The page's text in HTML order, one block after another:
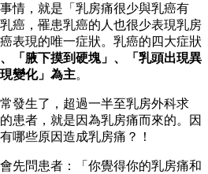
情，就是「乳房痛很少與乳癌有
癌，罹患乳癌的人也很少表現乳房
表現的唯一症狀。乳癌的四大症狀
、「腋下摸到硬塊」、「乳頭出現異
變化」為主。
發生了，超過一半至乳房外科求
患者，就是因為乳房痛而來的。因
哪些原因造成乳房痛？！
先問患者：「你覺得你的乳房痛和